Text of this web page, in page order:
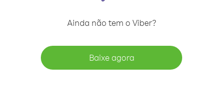
Ainda não tem o Viber?
Baixe agora